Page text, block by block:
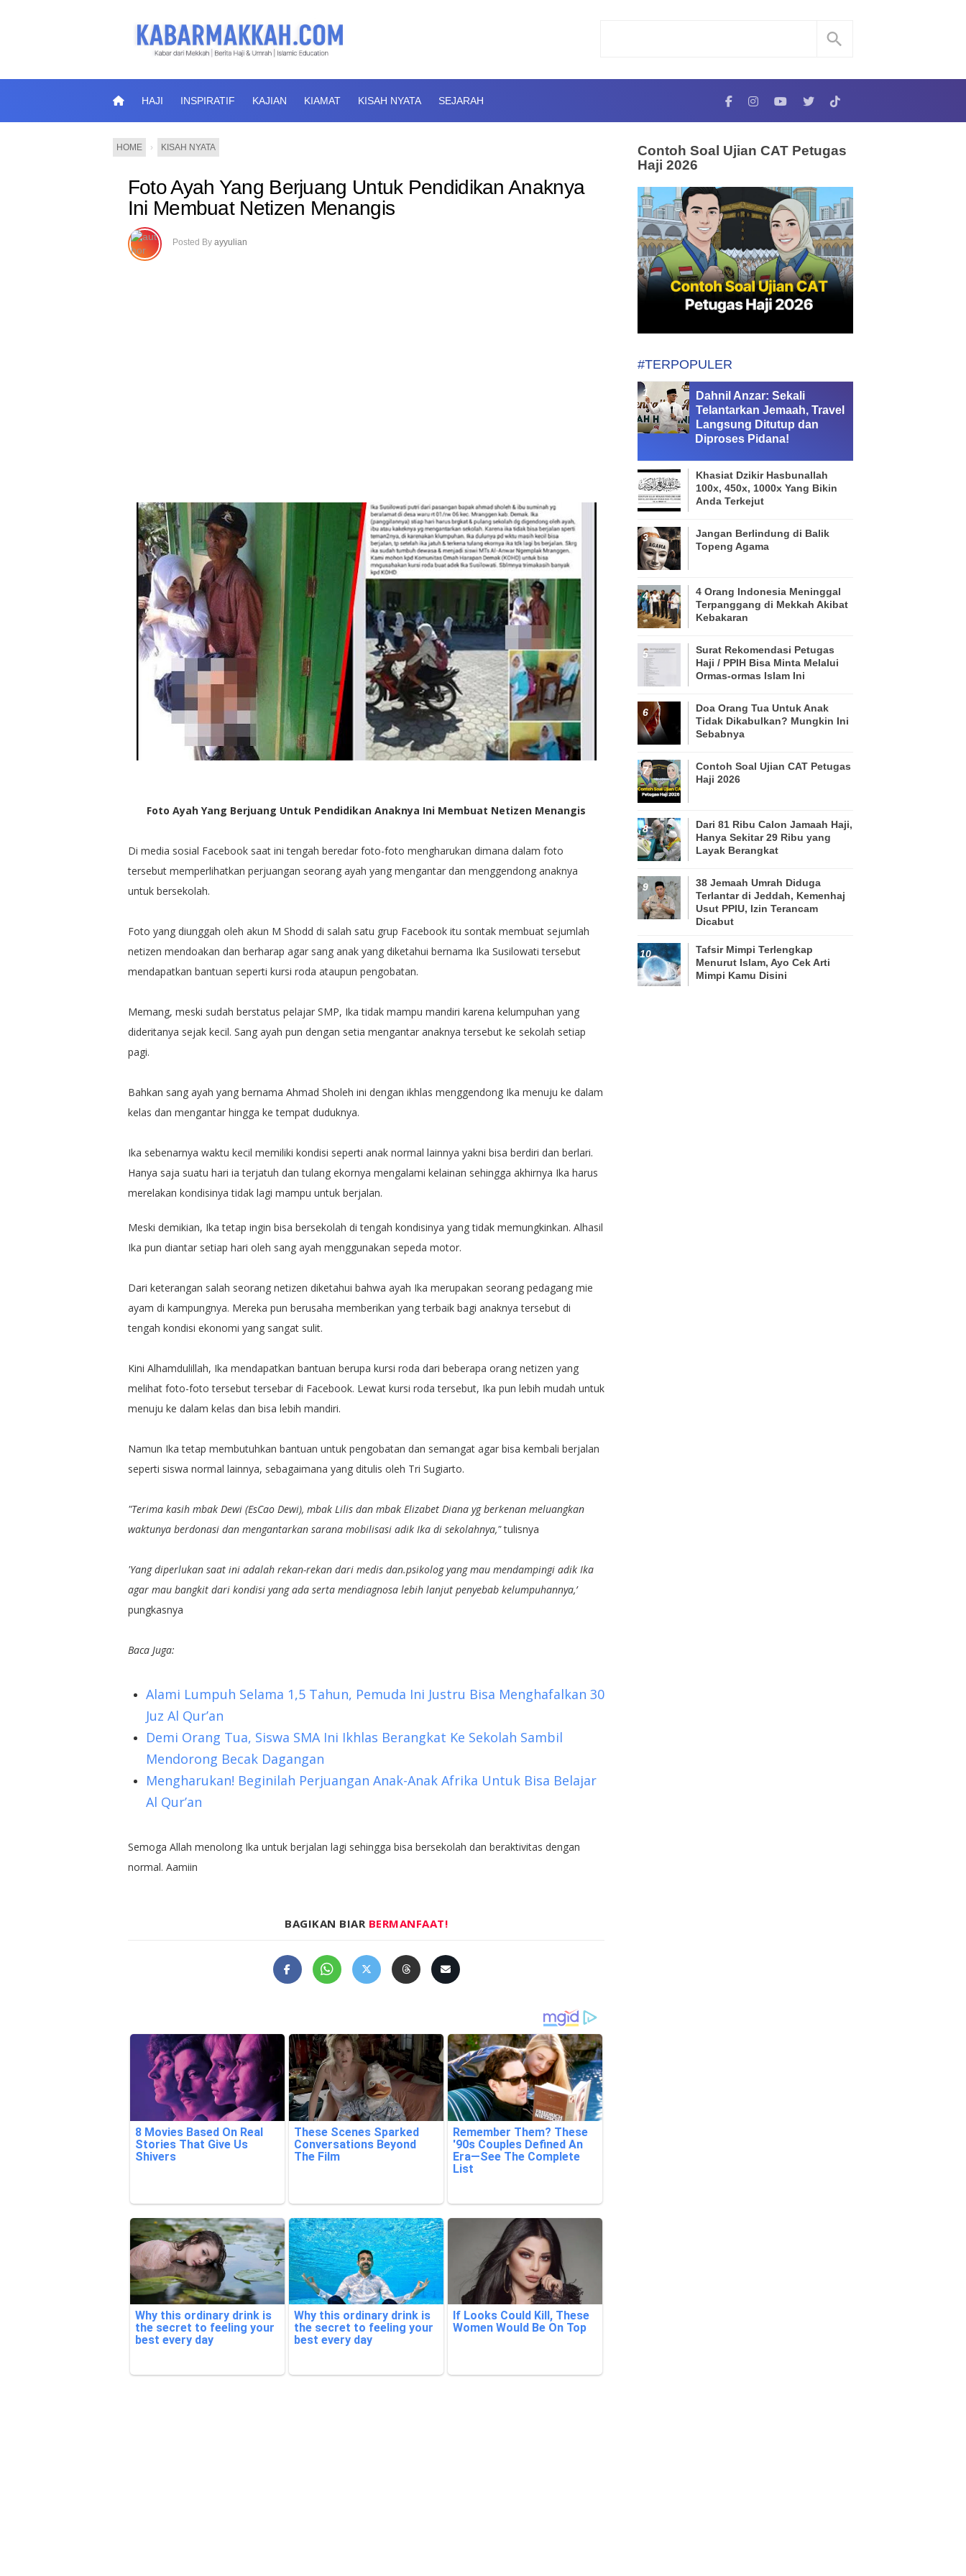
HAJI INSPIRATIF KAJIAN KIAMAT KISAH NYATA SEJARAH
HOME › KISAH NYATA
Foto Ayah Yang Berjuang Untuk Pendidikan Anaknya
Ini Membuat Netizen Menangis
Posted By ayyulian
Foto Ayah Yang Berjuang Untuk Pendidikan Anaknya Ini Membuat Netizen Menangis
Di media sosial Facebook saat ini tengah beredar foto-foto mengharukan dimana dalam foto
tersebut memperlihatkan perjuangan seorang ayah yang mengantar dan menggendong anaknya
untuk bersekolah.
Foto yang diunggah oleh akun M Shodd di salah satu grup Facebook itu sontak membuat sejumlah
netizen mendoakan dan berharap agar sang anak yang diketahui bernama Ika Susilowati tersebut
mendapatkan bantuan seperti kursi roda ataupun pengobatan.
Memang, meski sudah berstatus pelajar SMP, Ika tidak mampu mandiri karena kelumpuhan yang
dideritanya sejak kecil. Sang ayah pun dengan setia mengantar anaknya tersebut ke sekolah setiap
pagi.
Bahkan sang ayah yang bernama Ahmad Sholeh ini dengan ikhlas menggendong Ika menuju ke dalam
kelas dan mengantar hingga ke tempat duduknya.
Ika sebenarnya waktu kecil memiliki kondisi seperti anak normal lainnya yakni bisa berdiri dan berlari.
Hanya saja suatu hari ia terjatuh dan tulang ekornya mengalami kelainan sehingga akhirnya Ika harus
merelakan kondisinya tidak lagi mampu untuk berjalan.
Meski demikian, Ika tetap ingin bisa bersekolah di tengah kondisinya yang tidak memungkinkan. Alhasil
Ika pun diantar setiap hari oleh sang ayah menggunakan sepeda motor.
Dari keterangan salah seorang netizen diketahui bahwa ayah Ika merupakan seorang pedagang mie
ayam di kampungnya. Mereka pun berusaha memberikan yang terbaik bagi anaknya tersebut di
tengah kondisi ekonomi yang sangat sulit.
Kini Alhamdulillah, Ika mendapatkan bantuan berupa kursi roda dari beberapa orang netizen yang
melihat foto-foto tersebut tersebar di Facebook. Lewat kursi roda tersebut, Ika pun lebih mudah untuk
menuju ke dalam kelas dan bisa lebih mandiri.
Namun Ika tetap membutuhkan bantuan untuk pengobatan dan semangat agar bisa kembali berjalan
seperti siswa normal lainnya, sebagaimana yang ditulis oleh Tri Sugiarto.
"Terima kasih mbak Dewi (EsCao Dewi), mbak Lilis dan mbak Elizabet Diana yg berkenan meluangkan
waktunya berdonasi dan mengantarkan sarana mobilisasi adik Ika di sekolahnya,"tulisnya
'Yang diperlukan saat ini adalah rekan-rekan dari medis dan.psikolog yang mau mendampingi adik Ika
agar mau bangkit dari kondisi yang ada serta mendiagnosa lebih lanjut penyebab kelumpuhannya,’
pungkasnya
Baca Juga:
Alami Lumpuh Selama 1,5 Tahun, Pemuda Ini Justru Bisa Menghafalkan 30
Juz Al Qur’an
Demi Orang Tua, Siswa SMA Ini Ikhlas Berangkat Ke Sekolah Sambil
Mendorong Becak Dagangan
Mengharukan! Beginilah Perjuangan Anak-Anak Afrika Untuk Bisa Belajar
Al Qur’an
Semoga Allah menolong Ika untuk berjalan lagi sehingga bisa bersekolah dan beraktivitas dengan
normal. Aamiin
BAGIKAN BIAR BERMANFAAT!
Contoh Soal Ujian CAT Petugas
Haji 2026
#TERPOPULER
Dahnil Anzar: Sekali
Telantarkan Jemaah, Travel
Langsung Ditutup dan
Diproses Pidana!
Khasiat Dzikir Hasbunallah
100x, 450x, 1000x Yang Bikin
Anda Terkejut
Jangan Berlindung di Balik
Topeng Agama
4 Orang Indonesia Meninggal
Terpanggang di Mekkah Akibat
Kebakaran
Surat Rekomendasi Petugas
Haji / PPIH Bisa Minta Melalui
Ormas-ormas Islam Ini
Doa Orang Tua Untuk Anak
Tidak Dikabulkan? Mungkin Ini
Sebabnya
Contoh Soal Ujian CAT Petugas
Haji 2026
Dari 81 Ribu Calon Jamaah Haji,
Hanya Sekitar 29 Ribu yang
Layak Berangkat
38 Jemaah Umrah Diduga
Terlantar di Jeddah, Kemenhaj
Usut PPIU, Izin Terancam
Dicabut
Tafsir Mimpi Terlengkap
Menurut Islam, Ayo Cek Arti
Mimpi Kamu Disini